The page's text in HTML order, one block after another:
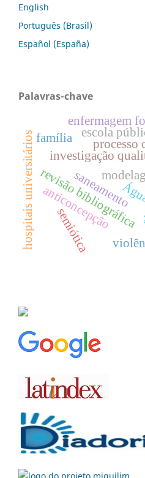
English
Português (Brasil)
Español (España)
Palavras-chave
investigação
saneamento
revisão bibliográfica
processo
escola
enfermagem
anticoncepção
hospitais universitários semiótica
família